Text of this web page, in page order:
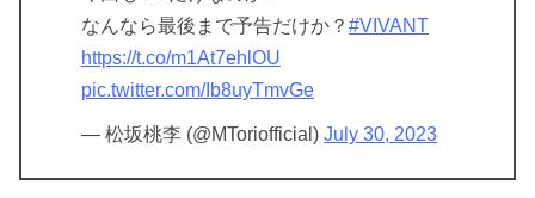
なんなら最後まで予告だけか？ #VIVANT
https://t.co/m1At7ehlOU
pic.twitter.com/Ib8uyTmvGe
— 松坂桃李 (@MToriofficial) July 30, 2023